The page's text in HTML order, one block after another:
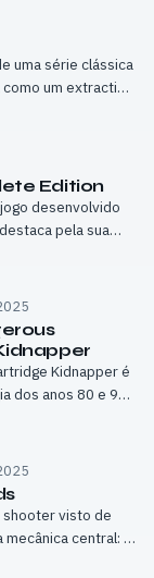
uma série clássica
um extraction
tenta
Edition
desenvolvido
pela sua
ao género
Kidnapper é
dos anos 80 e 90,
e um toque de
shooter visto de
central: a
vista, esta